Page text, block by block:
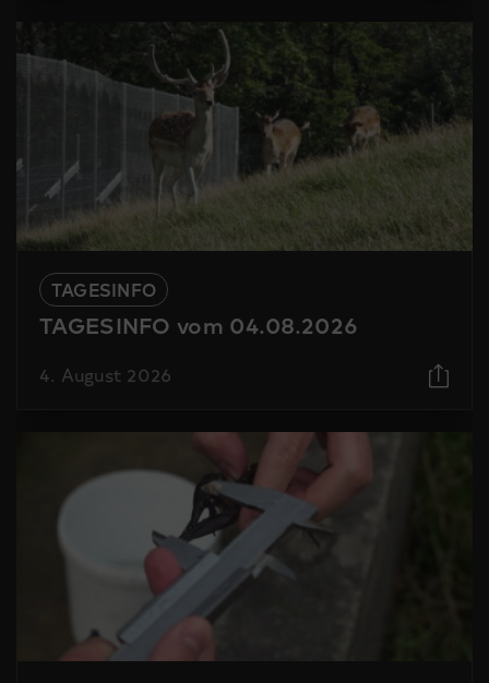
TAGESINFO
TAGESINFO vom 04.08.2026
4. August 2026